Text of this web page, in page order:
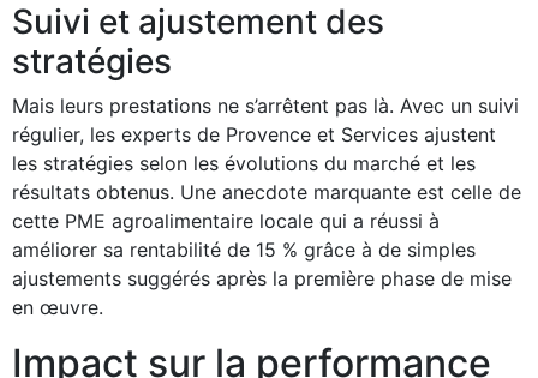
Suivi et ajustement des
stratégies
Mais leurs prestations ne s’arrêtent pas là. Avec un suivi
régulier, les experts de Provence et Services ajustent
les stratégies selon les évolutions du marché et les
résultats obtenus. Une anecdote marquante est celle de
cette PME agroalimentaire locale qui a réussi à
améliorer sa rentabilité de 15 % grâce à de simples
ajustements suggérés après la première phase de mise
en œuvre.
Impact sur la performance